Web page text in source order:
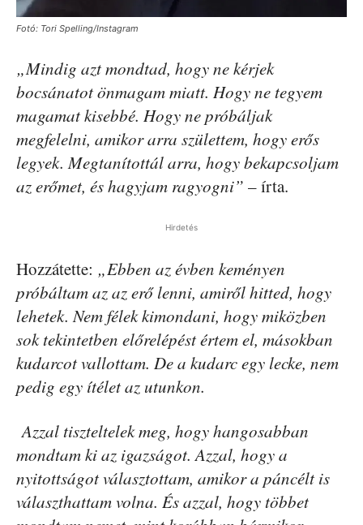
Fotó: Tori Spelling/Instagram
„Mindig azt mondtad, hogy ne kérjek
bocsánatot önmagam miatt. Hogy ne tegyem
magamat kisebbé. Hogy ne próbáljak
megfelelni, amikor arra születtem, hogy erős
legyek. Megtanítottál arra, hogy bekapcsoljam
az erőmet, és hagyjam ragyogni” – írta.
Hirdetés
Hozzátette: „Ebben az évben keményen
próbáltam az az erő lenni, amiről hitted, hogy
lehetek. Nem félek kimondani, hogy miközben
sok tekintetben előrelépést értem el, másokban
kudarcot vallottam. De a kudarc egy lecke, nem
pedig egy ítélet az utunkon.
Azzal tiszteltelek meg, hogy hangosabban
mondtam ki az igazságot. Azzal, hogy a
nyitottságot választottam, amikor a páncélt is
választhattam volna. És azzal, hogy többet